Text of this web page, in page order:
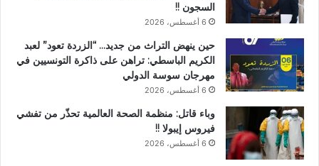
السجون !!
6 أغسطس، 2026
حين ينهض التراث من جديد… “الزردة تعود” لعبد
الكريم الباسطي: تراهن على ذاكرة التونسيين في
مهرجان سوسة الدولي
6 أغسطس، 2026
وباء قاتل: منظمة الصحة العالمية تحذّر من تفشي
فيروس إيبولا !!
6 أغسطس، 2026